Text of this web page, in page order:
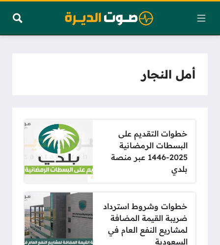
أمل النجار
خطوات التقديم على
البسطات الرمضانية
2025-1446 عبر منصة
بلدي
خطوات وشروط استرداد
ضريبة القيمة المضافة
لمشاريع النفع العام في
السعودية